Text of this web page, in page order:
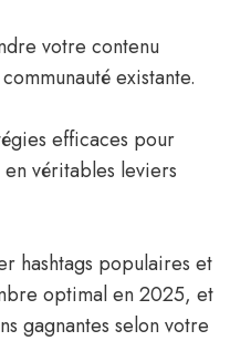
votre contenu
existante.
efficaces pour
véritables leviers
hashtags populaires et
optimal en 2025, et
gagnantes selon votre